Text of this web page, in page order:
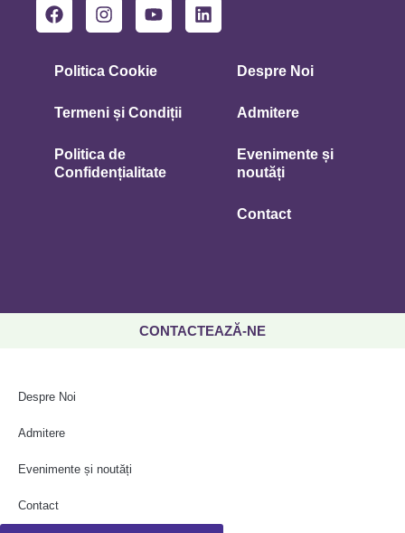
Politica Cookie
Termeni și Condiții
Politica de
Confidențialitate
Despre Noi
Admitere
Evenimente și
noutăți
Contact
CONTACTEAZĂ-NE
Despre Noi
Admitere
Evenimente și noutăți
Contact